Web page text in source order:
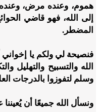
هموم، وعنده مرض،
إلى الله، فهو قاضي
المضطر.
فنصيحة لي ولكم يا إخواني
الله والتسبيح والتهليل
وسلم لتفوزوا بالدرجات
ونسأل الله جميعًا أن